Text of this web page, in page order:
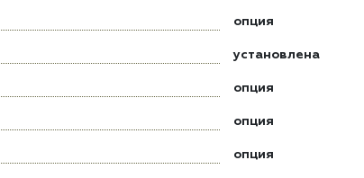
опция
установлена
опция
опция
опция